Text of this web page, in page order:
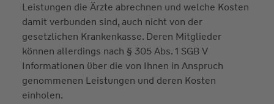
Leistungen die Ärzte abrechnen und welche Kosten
damit verbunden sind, auch nicht von der
gesetzlichen Krankenkasse. Deren Mitglieder
können allerdings nach § 305 Abs. 1 SGB V
Informationen über die von Ihnen in Anspruch
genommenen Leistungen und deren Kosten
einholen.